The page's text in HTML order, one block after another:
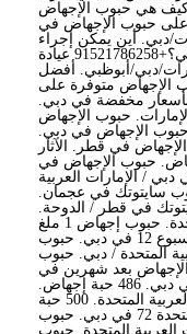
كيف هي حبوب الإجهاض
على حبوب الإجهاض في
دبي. أين يمكن إجراء
عملية إجهاض في الإمارات/دبي/أبوظبي؟+91521786258 عيادة
في +971521786258الإمارات/دبي/أبوظبي. أفضل
الإجهاض متوفرة على
بأسعار مخفضة في دبي.
حبوب الإجهاض
الإجهاض في دبي.
في قطر. الآثار
حبوب الإجهاض في
في دبي / الإمارات العربية
سايتوتك في عجمان.
في قطر / الدوحة.
حبوب الإجهاض في الإمارات العربية المتحدة. حبوب إجهاض 1 ملغ
في الكويت. حبوب إجهاض للحمل حتى الأسبوع 12 في دبي. حبوب
العربية المتحدة / دبي. حبوب
الإجهاض بعد شهرين في
دبي. حبوب الإجهاض حتى 3 أشهر في دبي. 486 حبة إجهاض.
مجموعة مايفيجيست في دبي / الإمارات العربية المتحدة. 500 حبة
إجهاض. حبوب إجهاض غير مرغوب المتحدة 72 في دبي. حبوب
العربية المتحدة. حبوب